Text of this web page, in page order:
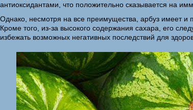
антиоксидантами, что положительно сказывается на
Однако, несмотря на все преимущества, арбуз имеет и
Кроме того, из-за высокого содержания сахара, его
избежать возможных негативных последствий для